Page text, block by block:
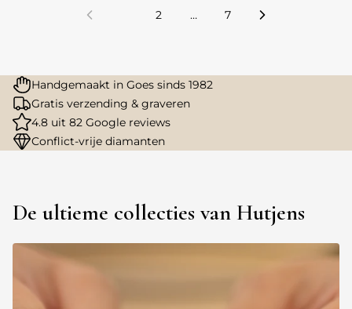
2 … 7
Handgemaakt in Goes sinds 1982
Gratis verzending & graveren
4.8 uit 82 Google reviews
Conflict-vrije diamanten
De ultieme collecties van Hutjens